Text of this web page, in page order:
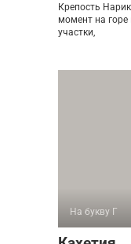
Крепость
момент на
участки,
На букву Г